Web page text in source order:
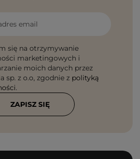
email
się na otrzymywanie
marketingowych i
moich danych przez
sp. z o.o, zgodnie z polityką
.
ZAPISZ SIĘ